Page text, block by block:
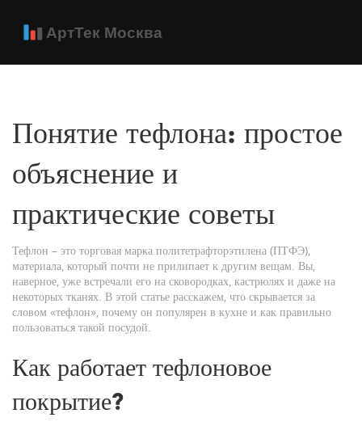
Понятие тефлона: простое
объяснение и
практические советы
Тефлон – это торговая марка политетрафторэтилена (ПТФЭ),
материала, который почти не прилипает к другим вещам. Вы,
наверное, уже встречали его на сковородках, кастрюлях и даже на
некоторых тканях. В этой статье расскажем, что скрывается за
словом «тефлон», почему он популярен в кухне и как правильно
пользоваться такой посудой.
Как работает тефлоновое
покрытие?